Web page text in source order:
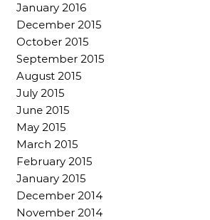
January 2016
December 2015
October 2015
September 2015
August 2015
July 2015
June 2015
May 2015
March 2015
February 2015
January 2015
December 2014
November 2014